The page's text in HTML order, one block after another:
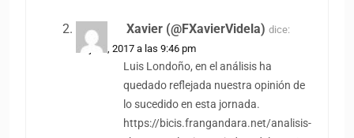
Xavier (@FXavierVidela) dice:
14 julio, 2017 a las 9:46 pm
Luis Londoño, en el análisis ha
quedado reflejada nuestra opinión de
lo sucedido en esta jornada.
https://bicis.frangandara.net/analisis-